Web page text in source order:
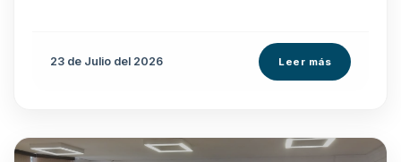
23 de Julio del 2026 Leer más